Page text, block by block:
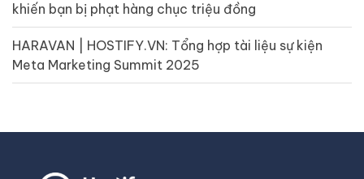
khiến bạn bị phạt hàng chục triệu đồng
HARAVAN | HOSTIFY.VN: Tổng hợp tài liệu sự kiện
Meta Marketing Summit 2025